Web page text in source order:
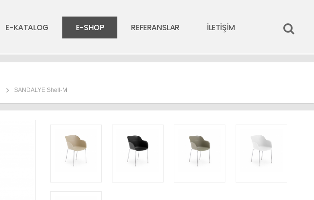
E-KATALOG E-SHOP REFERANSLAR İLETİŞİM
SANDALYE Shell-M